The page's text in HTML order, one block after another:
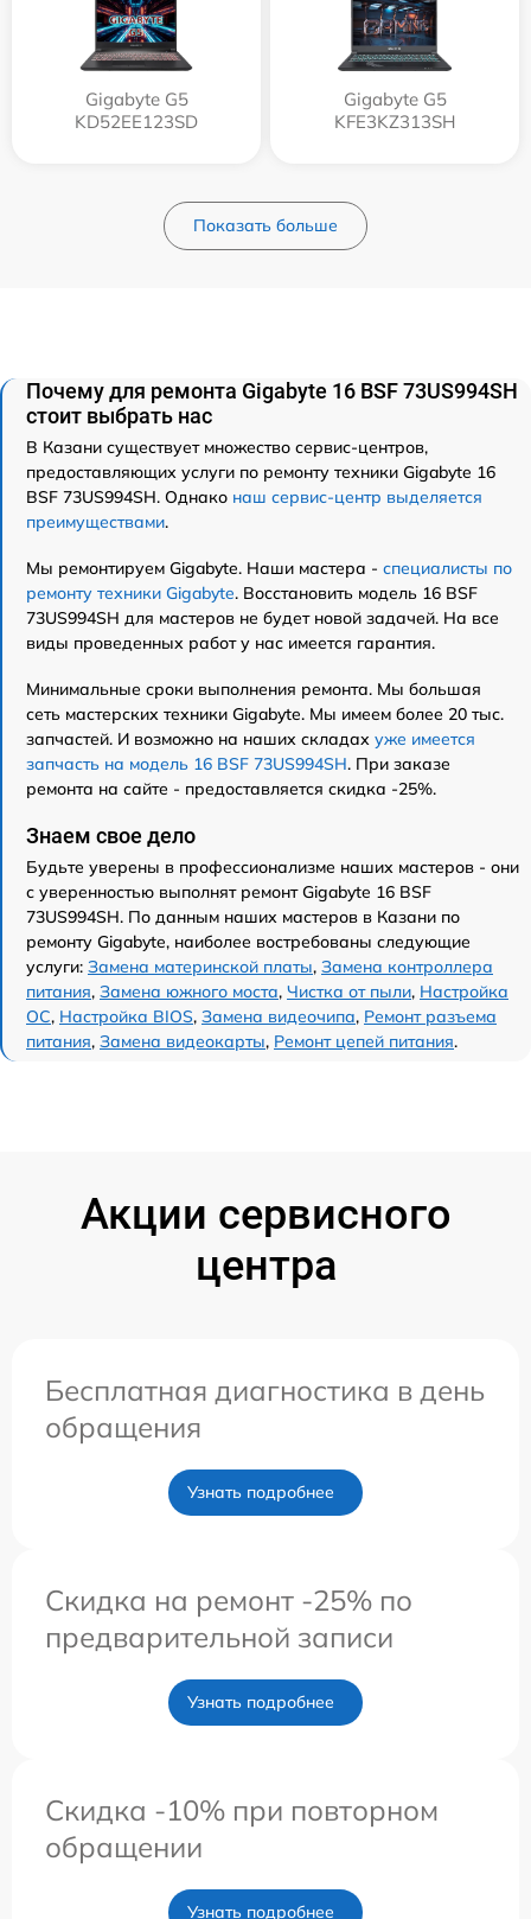
Gigabyte G5
KD52EE123SD
Gigabyte G5
KFE3KZ313SH
Показать больше
Почему для ремонта Gigabyte 16 BSF 73US994SH
стоит выбрать нас
В Казани существует множество сервис-центров,
предоставляющих услуги по ремонту техники Gigabyte 16
BSF 73US994SH. Однако наш сервис-центр выделяется
преимуществами.
Мы ремонтируем Gigabyte. Наши мастера - специалисты по
ремонту техники Gigabyte. Восстановить модель 16 BSF
73US994SH для мастеров не будет новой задачей. На все
виды проведенных работ у нас имеется гарантия.
Минимальные сроки выполнения ремонта. Мы большая
сеть мастерских техники Gigabyte. Мы имеем более 20 тыс.
запчастей. И возможно на наших складах уже имеется
запчасть на модель 16 BSF 73US994SH. При заказе
ремонта на сайте - предоставляется скидка -25%.
Знаем свое дело
Будьте уверены в профессионализме наших мастеров - они
с уверенностью выполнят ремонт Gigabyte 16 BSF
73US994SH. По данным наших мастеров в Казани по
ремонту Gigabyte, наиболее востребованы следующие
услуги: Замена материнской платы, Замена контроллера
питания, Замена южного моста, Чистка от пыли, Настройка
ОС, Настройка BIOS, Замена видеочипа, Ремонт разъема
питания, Замена видеокарты, Ремонт цепей питания.
Акции сервисного
центра
Бесплатная диагностика в день
обращения
Узнать подробнее
Скидка на ремонт -25% по
предварительной записи
Узнать подробнее
Скидка -10% при повторном
обращении
Узнать подробнее